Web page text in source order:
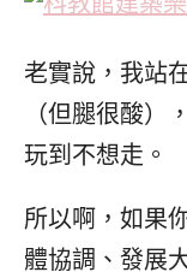
老實說，我站
（但腿很酸）
玩到不想走。
所以啊，如果
體協調、發展